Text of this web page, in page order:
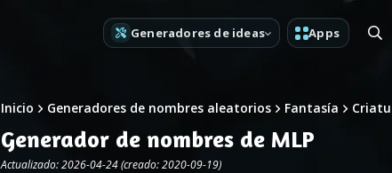
Generadores de ideas Apps
Inicio Generadores de nombres aleatorios Fantasía
Generador de nombres de MLP
Actualizado: 2026-04-24 (creado: 2020-09-19)